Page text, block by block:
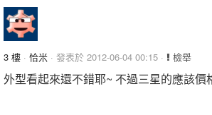
3 樓 · 恰米 · 發表於 2012-06-04 00:15 · 檢舉
外型看起來還不錯耶~ 不過三星的應該價